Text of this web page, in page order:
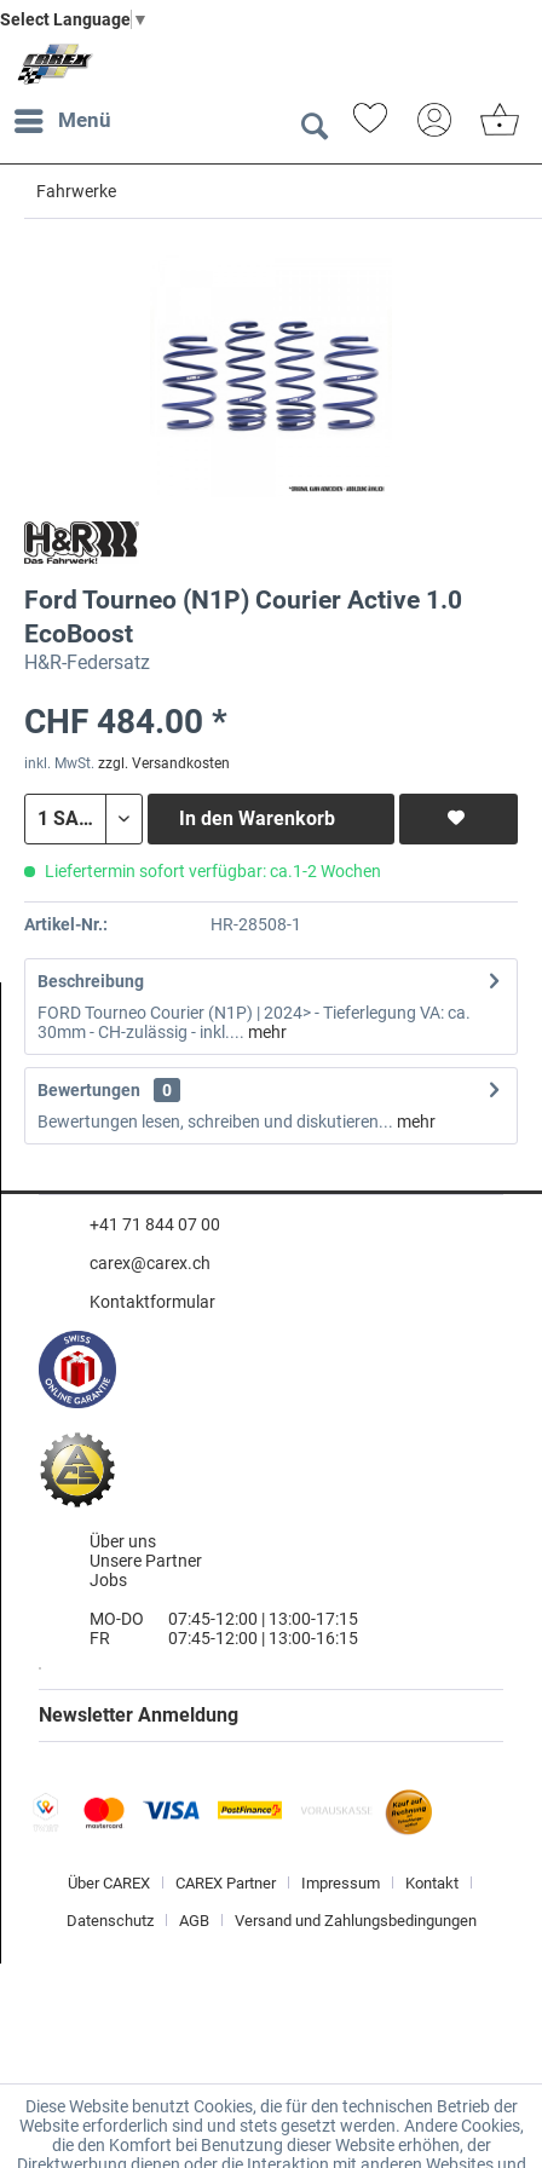
Select Language ▼
Menü
Fahrwerke
Ford Tourneo (N1P) Courier Active 1.0
EcoBoost
H&R-Federsatz
CHF 484.00 *
inkl. MwSt. zzgl. Versandkosten
In den Warenkorb
Liefertermin sofort verfügbar: ca.1-2 Wochen
Artikel-Nr.: HR-28508-1
Beschreibung
FORD Tourneo Courier (N1P) | 2024> - Tieferlegung VA: ca.
30mm - CH-zulässig - inkl.... mehr
Bewertungen
0
Bewertungen lesen, schreiben und diskutieren... mehr
+41 71 844 07 00
carex@carex.ch
Kontaktformular
Über uns
Unsere Partner
Jobs
MO-DO
FR
07:45-12:00 | 13:00-17:15
07:45-12:00 | 13:00-16:15
Newsletter Anmeldung
Über CAREX CAREX Partner Impressum Kontakt
Datenschutz AGB Versand und Zahlungsbedingungen
Diese Website benutzt Cookies, die für den technischen Betrieb der
Website erforderlich sind und stets gesetzt werden. Andere Cookies,
die den Komfort bei Benutzung dieser Website erhöhen, der